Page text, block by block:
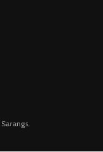
Sarangs.